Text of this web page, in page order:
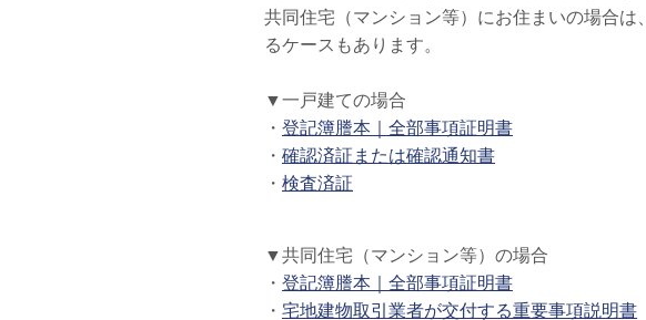
共同住宅（マンション等）にお住まいの場合
るケースもあります。
▼一戸建ての場合
・ 登記簿謄本｜全部事項証明書
・ 確認済証または確認通知書
・ 検査済証
▼共同住宅（マンション等）の場合
・ 登記簿謄本｜全部事項証明書
・ 宅地建物取引業者が交付する重要事項説明書